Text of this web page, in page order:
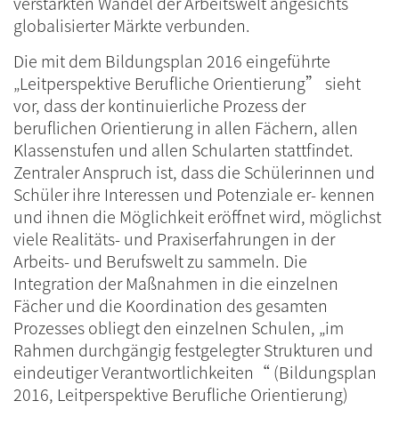
globalisierter Märkte verbunden.
Die mit dem Bildungsplan 2016 eingeführte
„Leitperspektive Berufliche Orientierung” sieht
vor, dass der kontinuierliche Prozess der
beruflichen Orientierung in allen Fächern, allen
Klassenstufen und allen Schularten stattfindet.
Zentraler Anspruch ist, dass die Schülerinnen und
Schüler ihre Interessen und Potenziale er- kennen
und ihnen die Möglichkeit eröffnet wird, möglichst
viele Realitäts- und Praxiserfahrungen in der
Arbeits- und Berufswelt zu sammeln. Die
Integration der Maßnahmen in die einzelnen
Fächer und die Koordination des gesamten
Prozesses obliegt den einzelnen Schulen, „im
Rahmen durchgängig festgelegter Strukturen und
eindeutiger Verantwortlichkeiten“ (Bildungsplan
2016, Leitperspektive Berufliche Orientierung)